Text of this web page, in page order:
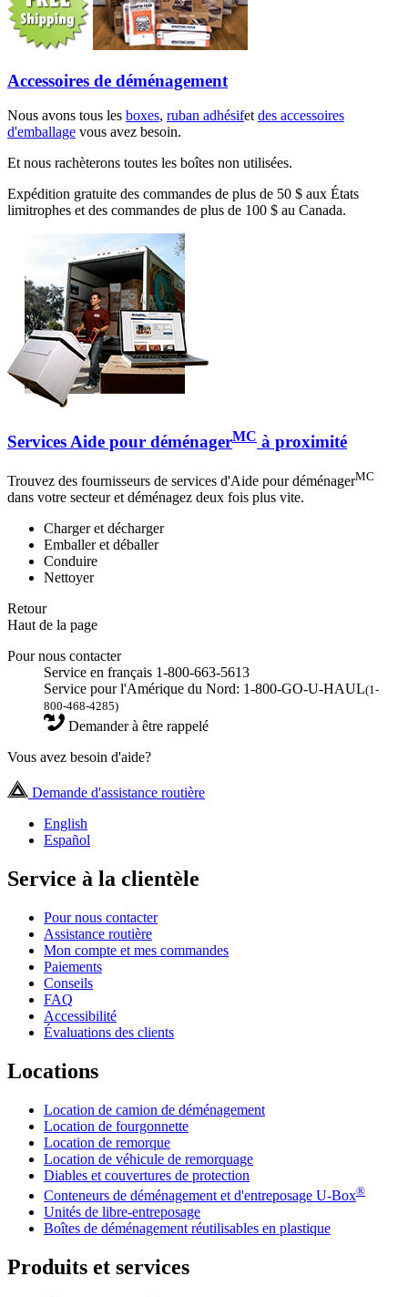
Accessoires de déménagement
Nous avons tous les boxes, ruban adhésifetdes accessoires
d'emballage vous avez besoin.
Et nous rachèterons toutes les boîtes non utilisées.
Expédition gratuite des commandes de plus de 50 $ aux États
limitrophes et des commandes de plus de 100 $ au Canada.
Services Aide pour déménagerMC à proximité
Trouvez des fournisseurs de services d'Aide pour déménagerMC
dans votre secteur et déménagez deux fois plus vite.
Charger et décharger
Emballer et déballer
Conduire
Nettoyer
Retour
Haut de la page
Pour nous contacter
Service en français 1-800-663-5613
Service pour l'Amérique du Nord: 1-800-GO-U-HAUL(1-
800-468-4285)
Demander à être rappelé
Vous avez besoin d'aide?
Demande d'assistance routière
English
Español
Service à la clientèle
Pour nous contacter
Assistance routière
Mon compte et mes commandes
Paiements
Conseils
FAQ
Accessibilité
Évaluations des clients
Locations
Location de camion de déménagement
Location de fourgonnette
Location de remorque
Location de véhicule de remorquage
Diables et couvertures de protection
Conteneurs de déménagement et d'entreposage U-Box®
Unités de libre-entreposage
Boîtes de déménagement réutilisables en plastique
Produits et services